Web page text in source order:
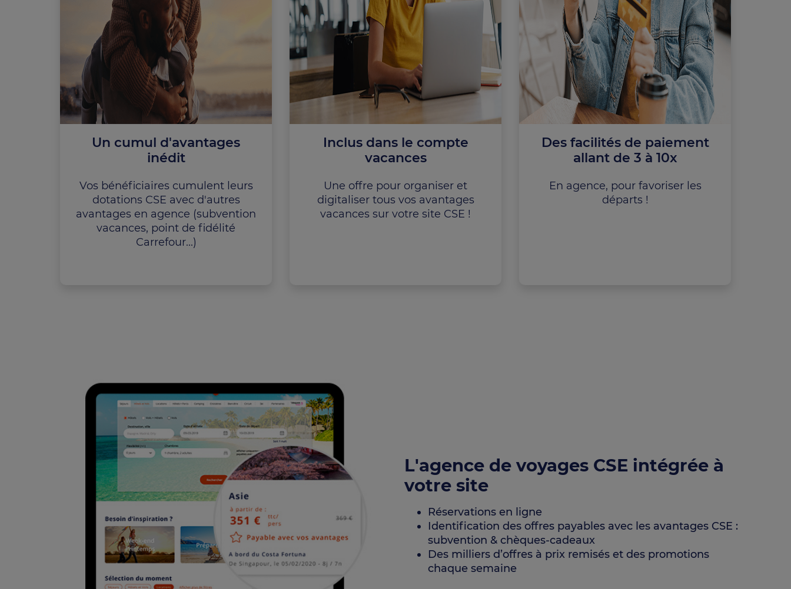
Un cumul d'avantages
inédit
Vos bénéficiaires cumulent leurs
dotations CSE avec d'autres
avantages en agence (subvention
vacances, point de fidélité
Carrefour...)
Inclus dans le compte
vacances
Une offre pour organiser et
digitaliser tous vos avantages
vacances sur votre site CSE !
Des facilités de paiement
allant de 3 à 10x
En agence, pour favoriser les
départs !
L'agence de voyages CSE intégrée à
votre site
Réservations en ligne
Identification des offres payables avec les avantages CSE :
subvention & chèques-cadeaux
Des milliers d’offres à prix remisés et des promotions
chaque semaine